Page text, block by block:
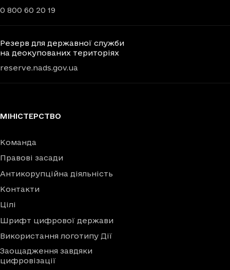
0 800 60 20 19
Резерв для державної служби
на деокупованих територіях
reserve.nads.gov.ua
МІНІСТЕРСТВО
Команда
Правові засади
Антикорупційна діяльність
Контакти
Цілі
Шрифт цифрової держави
Використання логотипу Дії
Заощадження завдяки
цифровізації